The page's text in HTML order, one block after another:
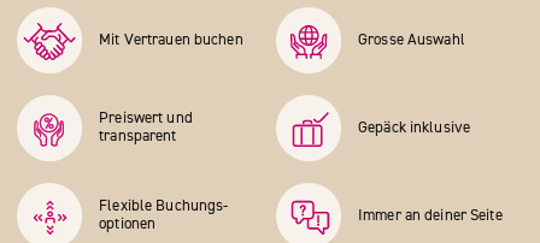
Mit Vertrauen buchen Grosse Auswahl
Preiswert und
transparent
Gepäck inklusive
Flexible Buchungs­
optionen
Immer an deiner Seite